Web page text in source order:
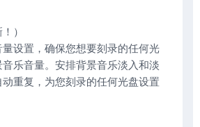
）
设置，确保您想要刻录的任何光
乐音量。安排背景音乐淡入和淡
重复，为您刻录的任何光盘设置